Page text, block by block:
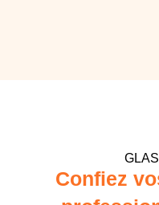
Confiez